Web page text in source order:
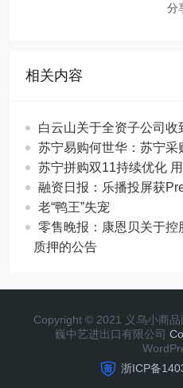
分
相关内容
白云山关于全资子公司
苏宁易购何世华：苏宁采
苏宁拼购双11持续优化
融资日报：乐播投屏获
老“鸭王”失宠
零售晚报：康恩贝关于
质押的公告
Copyright © 2021 义乌小商
巍中艺进出口有限公司
浙ICP备